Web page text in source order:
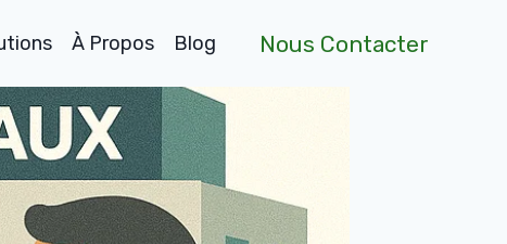
À Propos Blog Nous Contacter